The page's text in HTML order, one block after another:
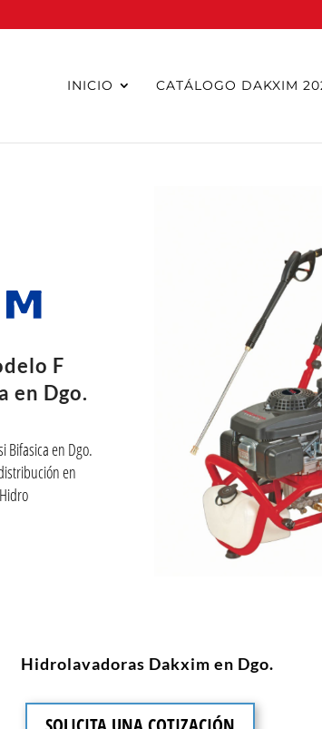
INICIO CATÁLOGO DAKXIM
F
en Dgo.
Bifasica en Dgo.
en
Hidrolavadoras Dakxim en Dgo.